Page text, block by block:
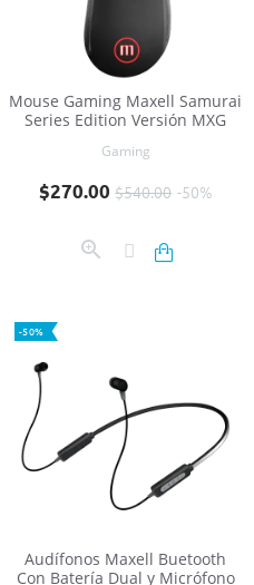
Mouse Gaming Maxell Samurai
Series Edition Versión MXG
Gaming
Precio base$540.00 -50%
Precio
$270.00
-50%
Audífonos Maxell Buetooth
Con Batería Dual y Micrófono